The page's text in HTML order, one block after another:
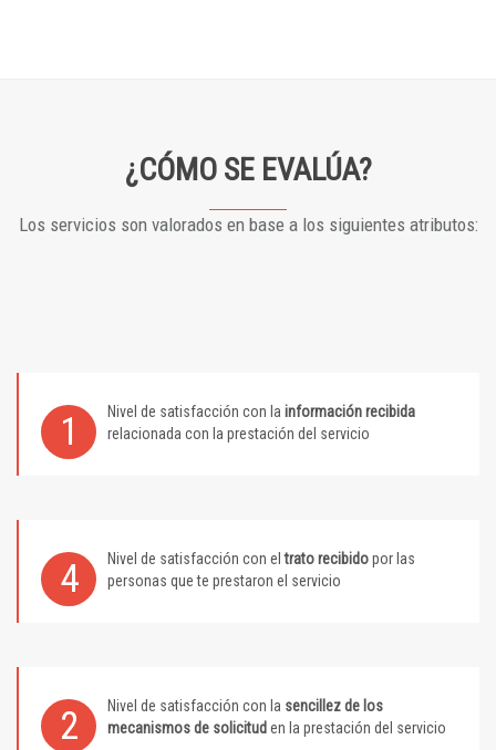
¿CÓMO SE EVALÚA?
Los servicios son valorados en base a los siguientes atributos:
1 Nivel de satisfacción con la información recibida
relacionada con la prestación del servicio
4 Nivel de satisfacción con eltrato recibidopor las
personas que te prestaron el servicio
2 Nivel de satisfacción con la sencillez de los
mecanismos de solicitud en la prestación del servicio